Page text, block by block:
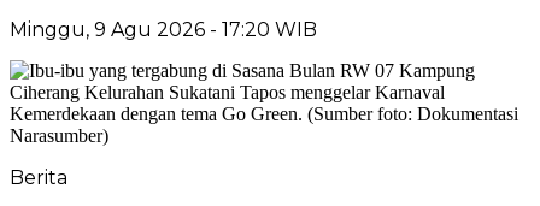
Minggu, 9 Agu 2026 - 17:20 WIB
Berita